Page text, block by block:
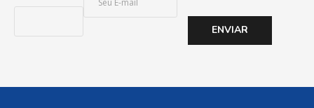
ENVIAR